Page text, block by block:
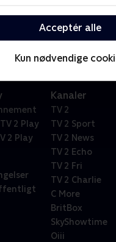
Acceptér alle
Kun nødvendige
sin helt egen skøre,
sine elskelige venner i
2 Play
2 Play
Kanaler
TV 2
TV 2 Sport
TV 2 News
TV 2 Echo
TV 2 Fri
TV 2 Charlie
C More
BritBox
SkyShowtime
Oiii